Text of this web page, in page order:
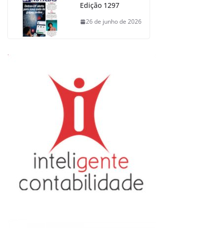
Edição 1297
26 de junho de 2026